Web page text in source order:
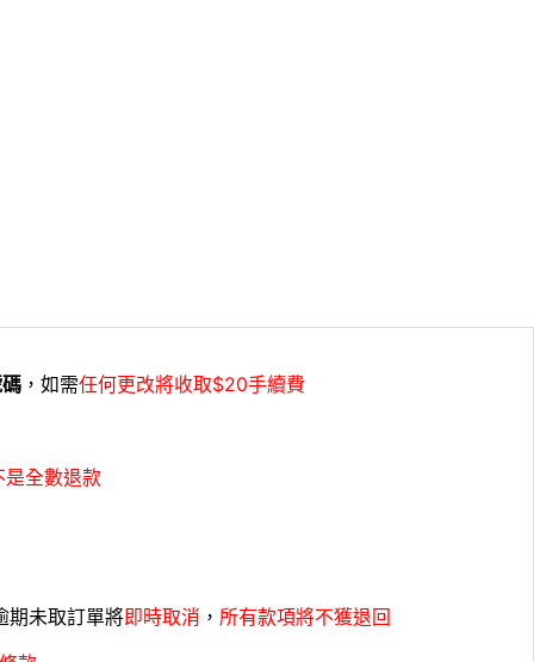
，如需任何更改將收取$20手續費
是全數退款
期未取訂單將即時取消 ， 所有款項將不獲退回